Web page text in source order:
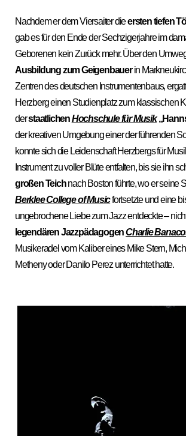
Nachdem er dem Viersaiter dieersten tiefen
gab es für den Ende der Sechzigerjahre im
Geborenen kein Zurück mehr. Über den
Ausbildung zumGeigenbauerin
Zentren des deutschen Instrumentenbaus,
Herzberg einen Studienplatz zum klassischen
derstaatlichenHochschule für Musik
der kreativen Umgebung einer der führenden
konnte sich die Leidenschaft Herzbergs für
Instrument zu voller Blüte entfalten, bis sie ihn
großen Teichnach Boston führte, wo er seine
Berklee College of Musicfortsetzte und eine
ungebrochene Liebe zum Jazz entdeckte –
legendären JazzpädagogenCharlie
Musikeradel vom Kaliber eines Mike Stern,
Metheny oder Danilo Perez unterrichtet hatte.